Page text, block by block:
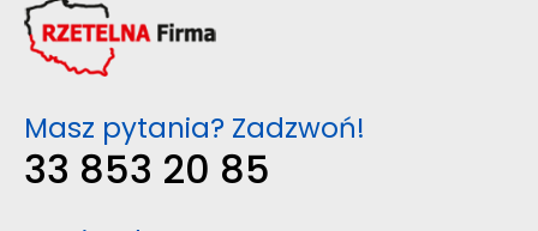
Masz pytania? Zadzwoń!
33 853 20 85